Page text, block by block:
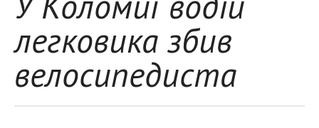
легковика збив
велосипедиста